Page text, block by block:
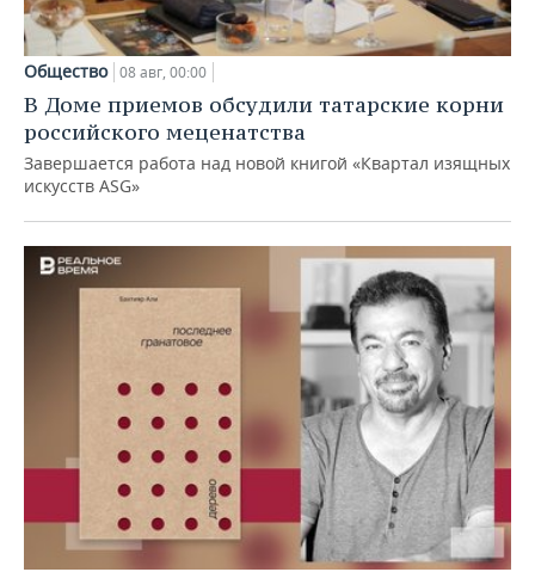
Общество 08 авг, 00:00
В Доме приемов обсудили татарские корни
российского меценатства
Завершается работа над новой книгой «Квартал изящных
искусств ASG»